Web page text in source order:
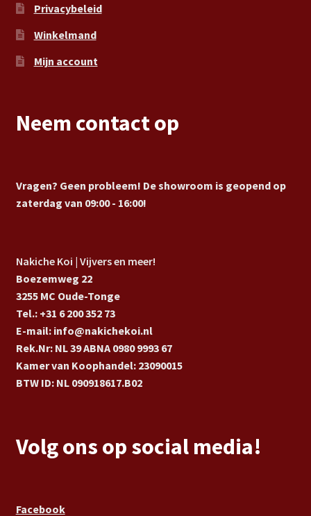
Privacybeleid
Winkelmand
Mijn account
Neem contact op
Vragen? Geen probleem! De showroom is geopend op
zaterdag van 09:00 - 16:00!
Nakiche Koi | Vijvers en meer!
Boezemweg 22
3255 MC Oude-Tonge
Tel.: +31 6 200 352 73
E-mail: info@nakichekoi.nl
Rek.Nr: NL 39 ABNA 0980 9993 67
Kamer van Koophandel: 23090015
BTW ID: NL 090918617.B02
Volg ons op social media!
Facebook